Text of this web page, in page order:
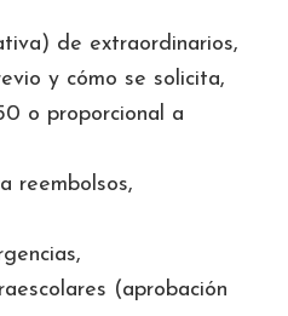
de extraordinarios,
y cómo se solicita,
o proporcional a
reembolsos,
(aprobación